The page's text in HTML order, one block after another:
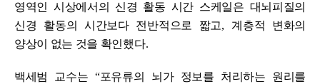
영역인 시상에서의 신경 활동 시간 스케일은 대뇌피질의
신경 활동의 시간보다 전반적으로 짧고,계층적 변화의
양상이 없는 것을 확인했다.
백세범 교수는 “포유류의 뇌가 정보를 처리하는 원리를